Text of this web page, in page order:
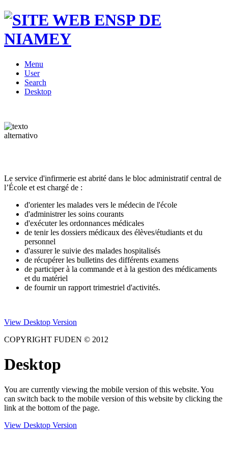
Menu
User
Search
Desktop
Le service d'infirmerie est abrité dans le bloc administratif central de
l’École et est chargé de :
d'orienter les malades vers le médecin de l'école
d'administrer les soins courants
d'exécuter les ordonnances médicales
de tenir les dossiers médicaux des élèves/étudiants et du
personnel
d'assurer le suivie des malades hospitalisés
de récupérer les bulletins des différents examens
de participer à la commande et à la gestion des médicaments
et du matériel
de fournir un rapport trimestriel d'activités.
View Desktop Version
COPYRIGHT FUDEN © 2012
Desktop
You are currently viewing the mobile version of this website. You
can switch back to the mobile version of this website by clicking the
link at the bottom of the page.
View Desktop Version